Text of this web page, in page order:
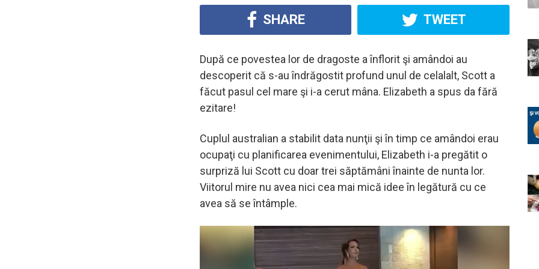
SHARE TWEET
După ce povestea lor de dragoste a înflorit şi amândoi au
descoperit că s-au îndrăgostit profund unul de celalalt, Scott a
făcut pasul cel mare şi i-a cerut mâna. Elizabeth a spus da fără
ezitare!
Cuplul australian a stabilit data nunţii şi în timp ce amândoi erau
ocupaţi cu planificarea evenimentului, Elizabeth i-a pregătit o
surpriză lui Scott cu doar trei săptămâni înainte de nunta lor.
Viitorul mire nu avea nici cea mai mică idee în legătură cu ce
avea să se întâmple.